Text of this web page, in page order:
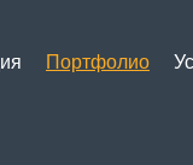
Портфолио